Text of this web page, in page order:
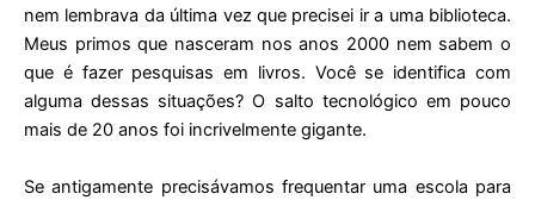
nem lembrava da última vez que precisei ir a uma biblioteca.
Meus primos que nasceram nos anos 2000 nem sabem o
que é fazer pesquisas em livros. Você se identifica com
alguma dessas situações? O salto tecnológico em pouco
mais de 20 anos foi incrivelmente gigante.
Se antigamente precisávamos frequentar uma escola para